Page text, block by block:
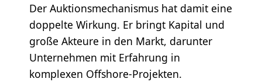
Der Auktionsmechanismus hat damit eine
doppelte Wirkung. Er bringt Kapital und
große Akteure in den Markt, darunter
Unternehmen mit Erfahrung in
komplexen Offshore-Projekten.